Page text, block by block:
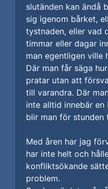
slutänden kan ändå
sig igenom bårket,
tystnaden, eller vad
timmar eller dagar
man egentligen ville
Där man får säga
pratar utan att
till varandra. Där
inte alltid innebär en
blir man för stunden
Med åren har jag
har inte helt och
konfliktsökande
problem.